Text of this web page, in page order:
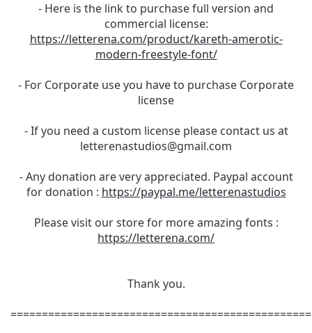
- Here is the link to purchase full version and
commercial license:
https://letterena.com/product/kareth-amerotic-
modern-freestyle-font/
- For Corporate use you have to purchase Corporate
license
- If you need a custom license please contact us at
letterenastudios@gmail.com
- Any donation are very appreciated. Paypal account
for donation : https://paypal.me/letterenastudios
Please visit our store for more amazing fonts :
https://letterena.com/
Thank you.